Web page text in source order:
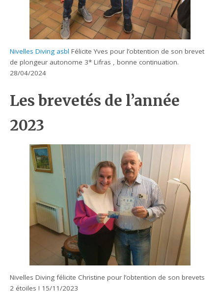
Nivelles Diving asbl Félicite Yves pour l’obtention de son brevet
de plongeur autonome 3* Lifras , bonne continuation.
28/04/2024
Les brevetés de l’année
2023
Nivelles Diving félicite Christine pour l’obtention de son brevets
2 étoiles ! 15/11/2023